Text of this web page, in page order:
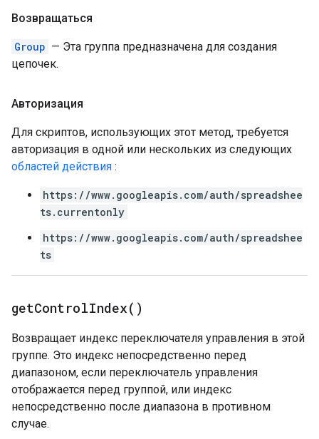
Возвращаться
Group — Эта группа предназначена для создания
цепочек.
Авторизация
Для скриптов, использующих этот метод, требуется
авторизация в одной или нескольких из следующих
областей действия :
https://www.googleapis.com/auth/spreadshee
ts.currentonly
https://www.googleapis.com/auth/spreadshee
ts
getControlIndex( )
Возвращает индекс переключателя управления в этой
группе. Это индекс непосредственно перед
диапазоном, если переключатель управления
отображается перед группой, или индекс
непосредственно после диапазона в противном
случае.